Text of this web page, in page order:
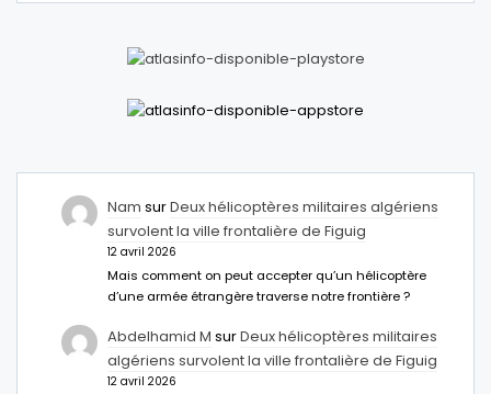
Nam surDeux hélicoptères militaires algériens
survolent la ville frontalière de Figuig
12 avril 2026
Mais comment on peut accepter qu’un hélicoptère
d’une armée étrangère traverse notre frontière ?
Abdelhamid M surDeux hélicoptères militaires
algériens survolent la ville frontalière de Figuig
12 avril 2026